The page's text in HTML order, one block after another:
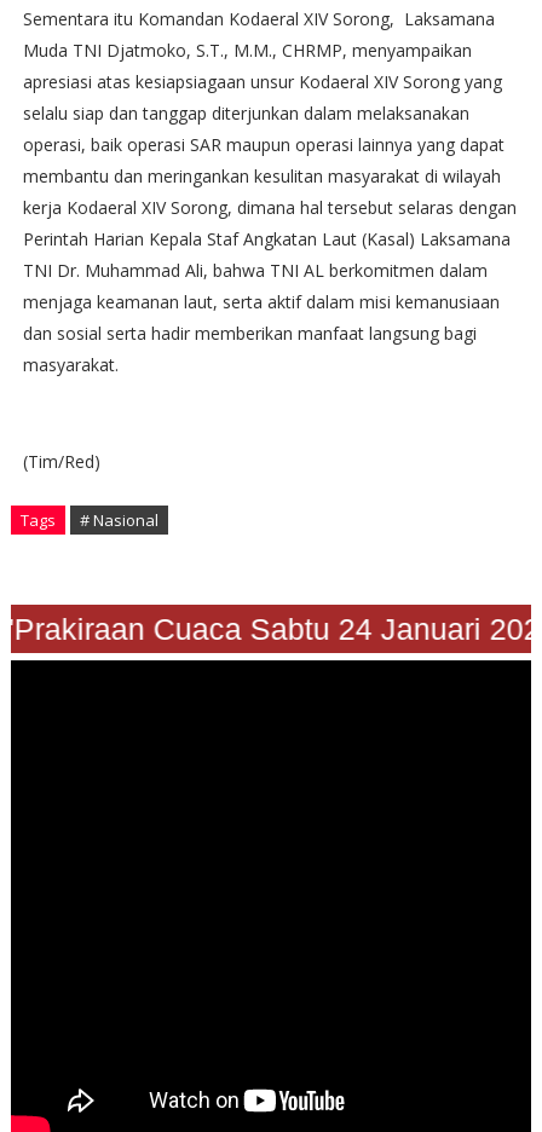
Sementara itu Komandan Kodaeral XIV Sorong, Laksamana
Muda TNI Djatmoko, S.T., M.M., CHRMP, menyampaikan
apresiasi atas kesiapsiagaan unsur Kodaeral XIV Sorong yang
selalu siap dan tanggap diterjunkan dalam melaksanakan
operasi, baik operasi SAR maupun operasi lainnya yang dapat
membantu dan meringankan kesulitan masyarakat di wilayah
kerja Kodaeral XIV Sorong, dimana hal tersebut selaras dengan
Perintah Harian Kepala Staf Angkatan Laut (Kasal) Laksamana
TNI Dr. Muhammad Ali, bahwa TNI AL berkomitmen dalam
menjaga keamanan laut, serta aktif dalam misi kemanusiaan
dan sosial serta hadir memberikan manfaat langsung bagi
masyarakat.
(Tim/Red)
Tags # Nasional
Cuaca Sabtu 24 Januari